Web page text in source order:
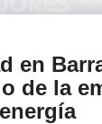
en
de la